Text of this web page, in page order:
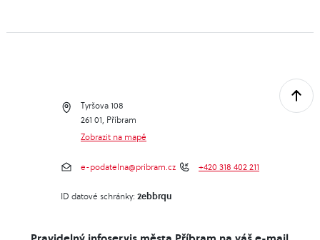
Tyršova 108
261 01, Příbram
Zobrazit na mapě
e-podatelna@pribram.cz +420 318 402 211
ID datové schránky: 2ebbrqu